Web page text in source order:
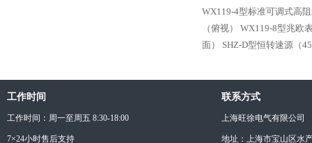
WX119-4型标准可调式高
（俯视）
WX119-8型兆欧
面）
SHZ-D型恒转速源（
工作时间
工作时间：周一至周五 8:30-18:00
7×24小时售后支持
联系方式
上海旺徐电气有限公司
地址：上海市宝山区水